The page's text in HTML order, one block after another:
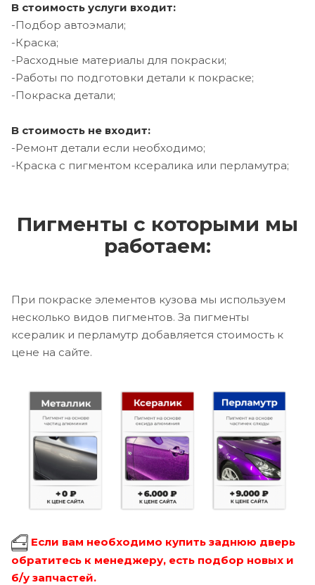
В стоимость услуги входит:
-Подбор автоэмали;
-Краска;
-Расходные материалы для покраски;
-Работы по подготовки детали к покраске;
-Покраска детали;
В стоимость не входит:
-Ремонт детали если необходимо;
-Краска с пигментом ксералика или перламутра;
Пигменты с которыми мы
работаем:
При покраске элементов кузова мы используем
несколько видов пигментов. За пигменты
ксералик и перламутр добавляется стоимость к
цене на сайте.
Если вам необходимо купить заднюю дверь
обратитесь к менеджеру, есть подбор новых и
б/у запчастей.